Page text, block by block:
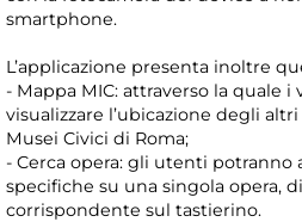
smartphone.
L’applicazione presenta inoltre
- Mappa MIC: attraverso la quale
visualizzare l’ubicazione degli
Musei Civici di Roma;
- Cerca opera: gli utenti potranno
specifiche su una singola opera,
corrispondente sul tastierino.